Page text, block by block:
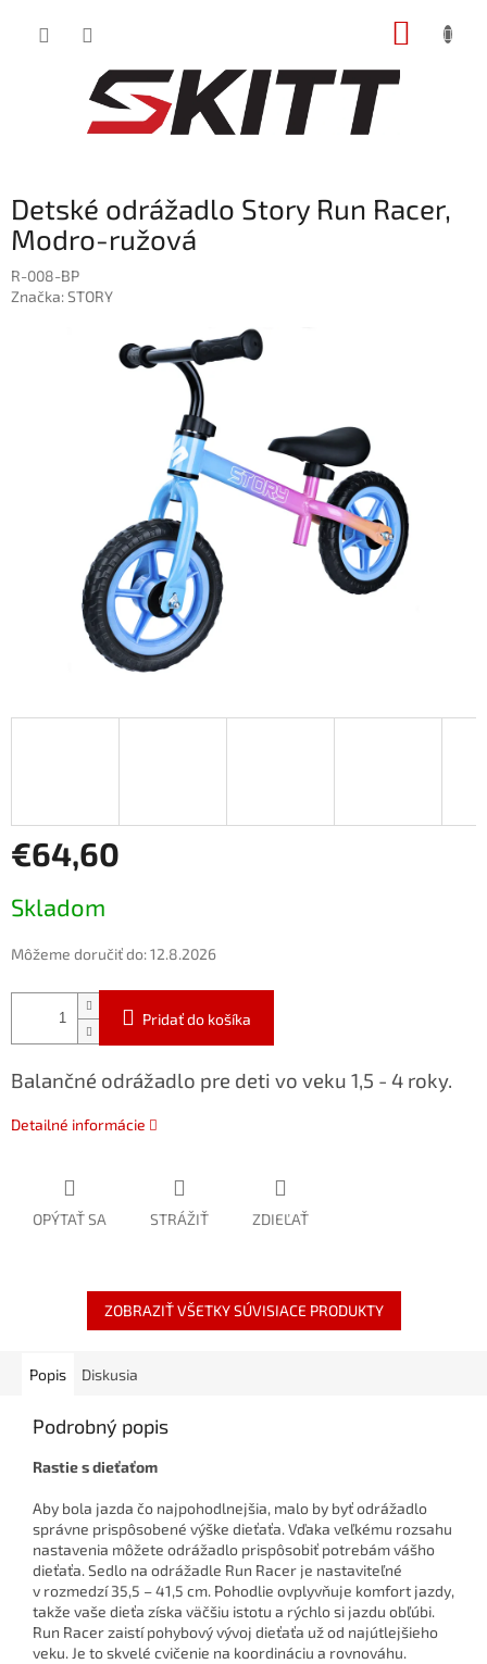
Detské odrážadlo Story Run Racer,
Modro-ružová
R-008-BP
Značka:STORY
€64,60
cena:
Skladom
Môžeme doručiť do:12.8.2026
Pridať do košíka
Balančné odrážadlo pre deti vo veku 1,5 - 4 roky.
Detailné informácie
OPÝTAŤ SA STRÁŽIŤ ZDIEĽAŤ
ZOBRAZIŤ VŠETKY SÚVISIACE PRODUKTY
Popis Diskusia
Podrobný popis
Rastie s dieťaťom
Aby bola jazda čo najpohodlnejšia, malo by byť odrážadlo
správne prispôsobené výške dieťaťa. Vďaka veľkému rozsahu
nastavenia môžete odrážadlo prispôsobiť potrebám vášho
dieťaťa. Sedlo na odrážadle Run Racer je nastaviteľné
v rozmedzí 35,5 – 41,5 cm. Pohodlie ovplyvňuje komfort jazdy,
takže vaše dieťa získa väčšiu istotu a rýchlo si jazdu obľúbi.
Run Racer zaistí pohybový vývoj dieťaťa už od najútlejšieho
veku. Je to skvelé cvičenie na koordináciu a rovnováhu.